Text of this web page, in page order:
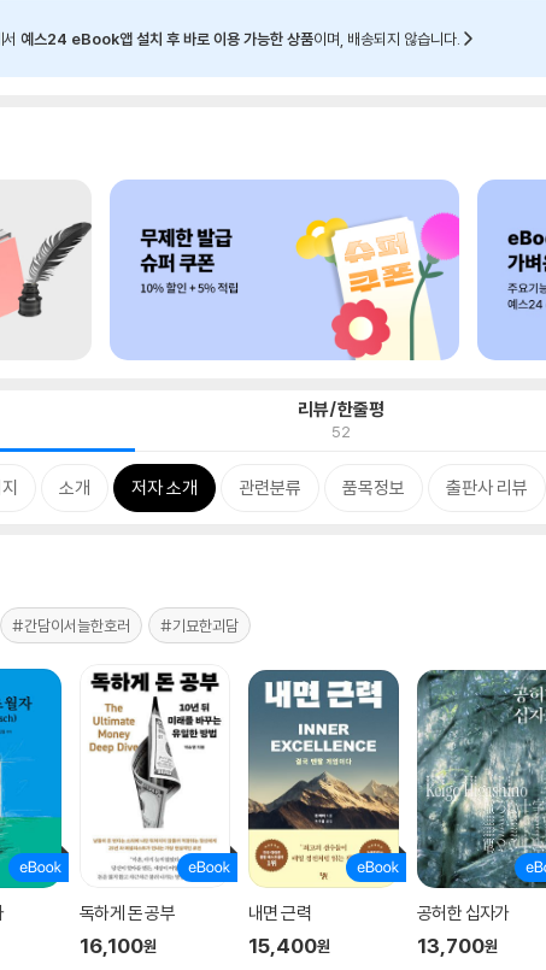
예스24 eBook앱 설치 후 바로 이용 가능한 상품이며, 배송되지 않습니다.
리뷰/한줄평
52
소개 저자 소개 관련분류 품목정보 출판사 리뷰
#간담이서늘한호러 #기묘한괴담
독하게 돈 공부
16,100원
내면 근력
15,400원
공허한 십자가
13,700원